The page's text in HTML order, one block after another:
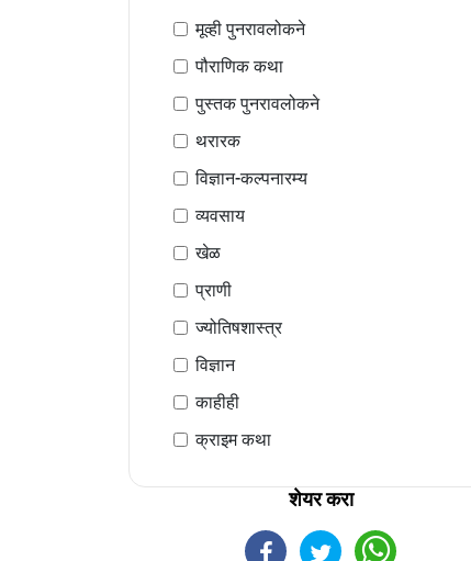
मूव्ही पुनरावलोकने
पौराणिक कथा
पुस्तक पुनरावलोकने
थरारक
विज्ञान-कल्पनारम्य
व्यवसाय
खेळ
प्राणी
ज्योतिषशास्त्र
विज्ञान
काहीही
क्राइम कथा
शेयर करा